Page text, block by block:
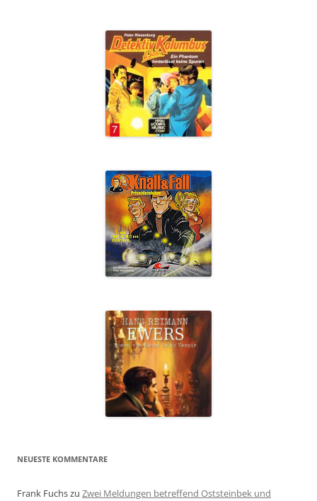
NEUESTE KOMMENTARE
Frank Fuchszu Zwei Meldungen betreffend Oststeinbek und